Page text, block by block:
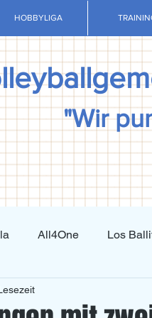
HOBBYLIGA
"Wir
All4One Los